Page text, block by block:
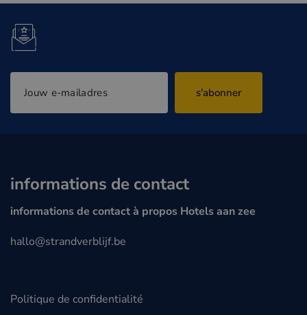
s'abonner
informations de contact
informations de contact à propos Hotels aan zee
hallo@strandverblijf.be
Politique de confidentialité